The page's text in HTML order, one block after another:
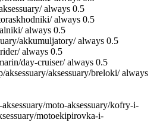
always 0.5
always 0.5
always 0.5
akkumuljatory/ always 0.5
always 0.5
day-cruiser/ always 0.5
aksessuary/breloki/ always
moto-aksessuary/kofry-i-
motoekipirovka-i-